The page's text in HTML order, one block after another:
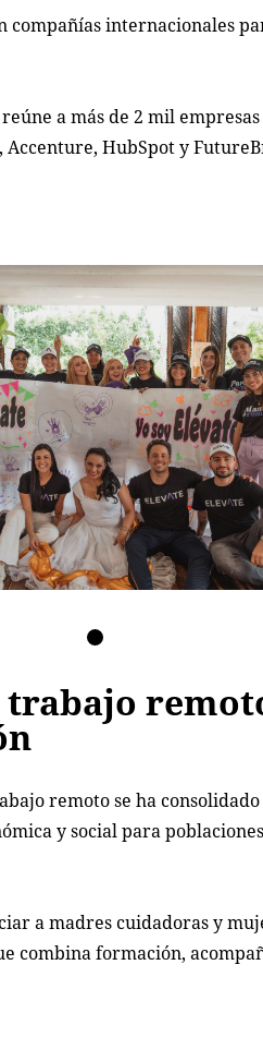
compañías internacionales
a más de 2 mil
Accenture, HubSpot y
remoto se ha
y social para
a madres cuidadoras y
combina formación,